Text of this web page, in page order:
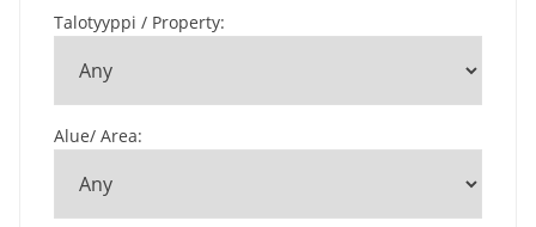
Talotyyppi / Property:
Alue/ Area: